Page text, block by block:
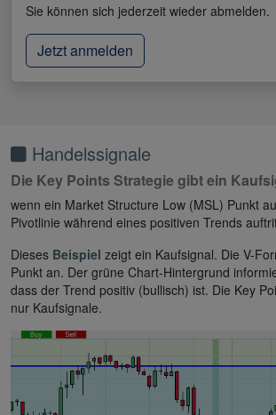
Sie können sich jederzeit wieder abmelden.
Jetzt anmelden
Handelssignale
Die Key Points Strategie gibt ein
wenn ein Market Structure Low (MSL) Punkt
Pivotlinie während eines positiven Trends
Dieses Beispiel zeigt ein Kaufsignal. Die V-
Punkt an. Der grüne Chart-Hintergrund
dass der Trend positiv (bullisch) ist. Die Key
nur Kaufsignale.